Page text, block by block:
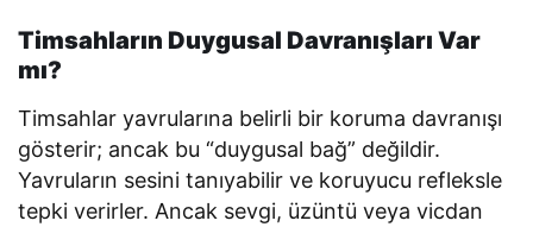
Timsahların Duygusal Davranışları Var
mı?
Timsahlar yavrularına belirli bir koruma davranışı
gösterir; ancak bu “duygusal bağ” değildir.
Yavruların sesini tanıyabilir ve koruyucu refleksle
tepki verirler. Ancak sevgi, üzüntü veya vicdan